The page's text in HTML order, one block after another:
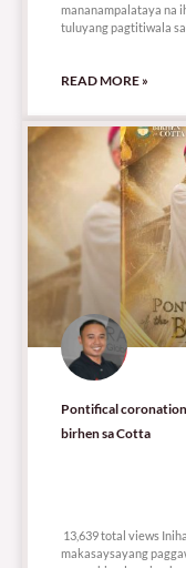
mananampalataya na
tuluyang pagtitiwala sa
READ MORE »
Pontifical
birhen sa Cotta
13,639 total views
makasaysayang